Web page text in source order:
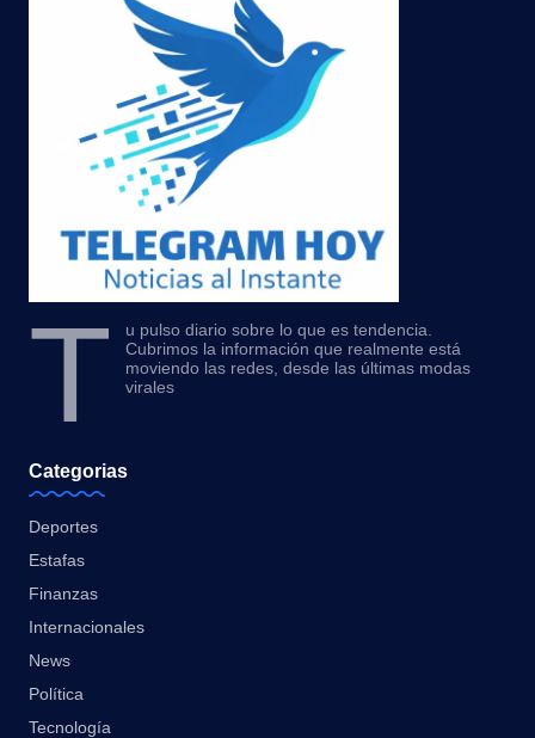
T
u pulso diario sobre lo que es tendencia.
Cubrimos la información que realmente está
moviendo las redes, desde las últimas modas
virales
Categorias
Deportes
Estafas
Finanzas
Internacionales
News
Política
Tecnología